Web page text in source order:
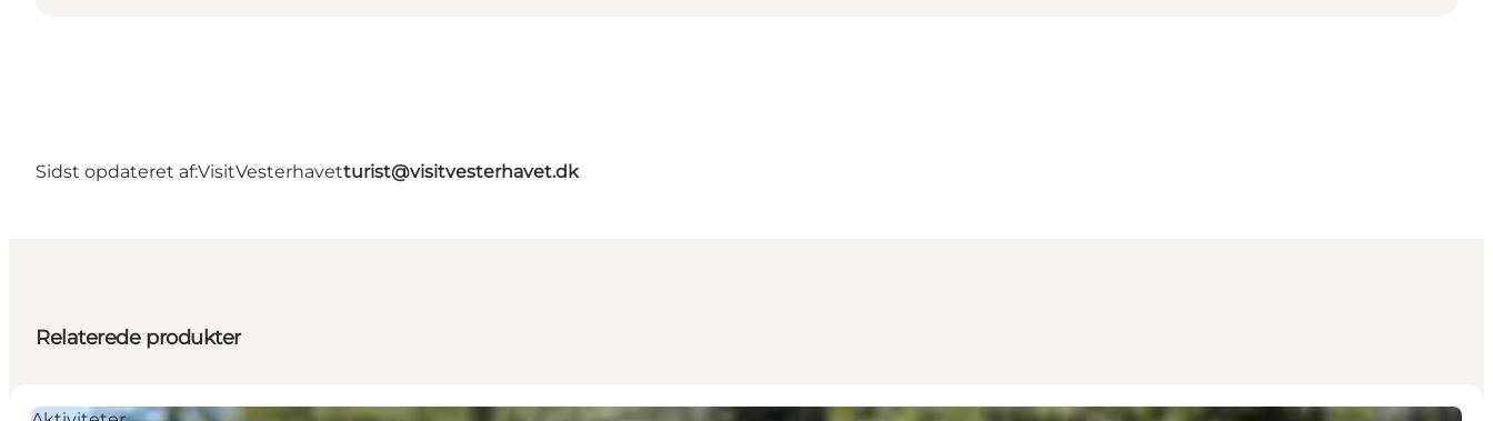
Sidst opdateret af:VisitVesterhavetturist@visitvesterhavet.dk
Relaterede produkter